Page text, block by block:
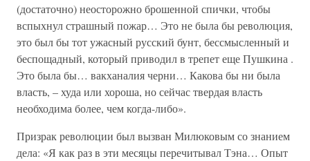
(достаточно) неосторожно брошенной спички, чтобы
вспыхнул страшный пожар… Это не была бы революция,
это был бы тот ужасный русский бунт, бессмысленный и
беспощадный, который приводил в трепет еще Пушкина .
Это была бы… вакханалия черни… Какова бы ни была
власть, – худа или хороша, но сейчас твердая власть
необходима более, чем когда-либо».
Призрак революции был вызван Милюковым со знанием
дела: «Я как раз в эти месяцы перечитывал Тэна… Опыт